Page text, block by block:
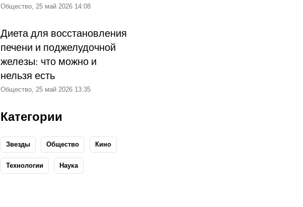
Общество, 25 май 2026 14:08
Диета для восстановления
печени и поджелудочной
железы: что можно и
нельзя есть
Общество, 25 май 2026 13:35
Категории
Звезды Общество Кино
Технологии Наука